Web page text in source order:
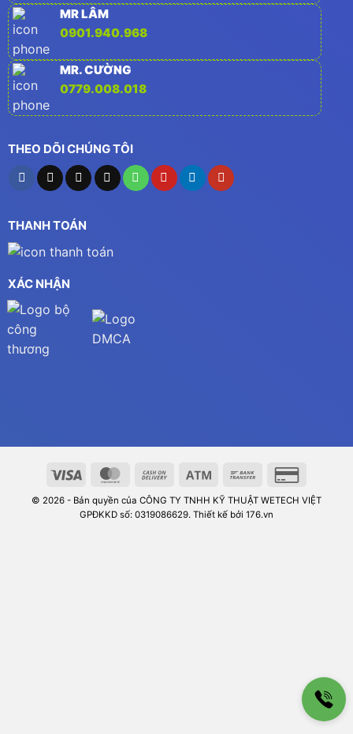
MR LÂM
0901.940.968
MR. CƯỜNG
0779.008.018
THEO DÕI CHÚNG TÔI
THANH TOÁN
XÁC NHẬN
© 2026 - Bản quyền của CÔNG TY TNHH KỸ THUẬT WETECH VIỆT
GPĐKKD số: 0319086629. Thiết kế bởi 176.vn